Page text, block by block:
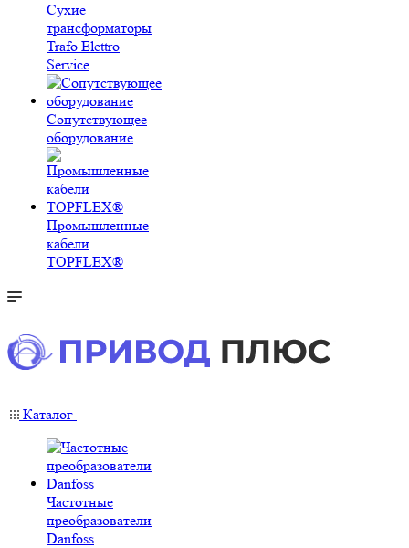
Сухие
трансформаторы
Trafo Elettro
Service
Сопутствующее
оборудование
Промышленные
кабели
TOPFLEX®
Каталог
Частотные
преобразователи
Danfoss